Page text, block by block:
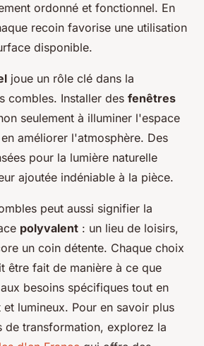
ordonné et fonctionnel. En
recoin favorise une utilisation
disponible.
joue un rôle clé dans la
combles. Installer des fenêtres
seulement à illuminer l'espace
améliorer l'atmosphère. Des
pour la lumière naturelle
ajoutée indéniable à la pièce.
peut aussi signifier la
polyvalent : un lieu de loisirs,
un coin détente. Chaque choix
être fait de manière à ce que
besoins spécifiques tout en
et lumineux. Pour en savoir plus
de transformation, explorez la